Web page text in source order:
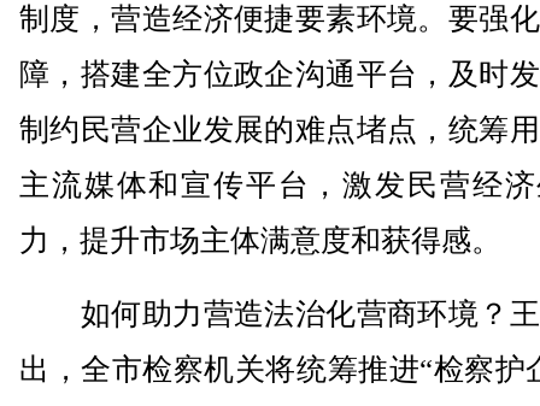
制度，营造经济便捷要素环境。要强
障，搭建全方位政企沟通平台，及时
制约民营企业发展的难点堵点，统筹
主流媒体和宣传平台，激发民营经
力，提升市场主体满意度和获得感。
如何助力营造法治化营商环境？
出，全市检察机关将统筹推进“检察护